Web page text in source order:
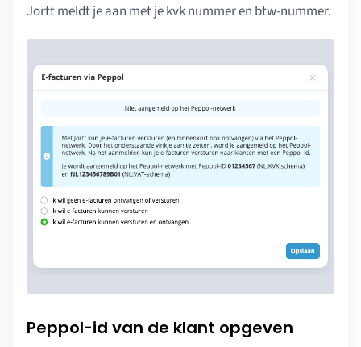
Jortt meldt je aan met je kvk nummer en btw-nummer.
Peppol-id van de klant opgeven